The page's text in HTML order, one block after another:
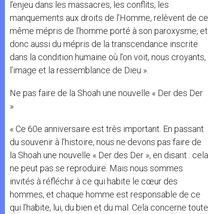
l’enjeu dans les massacres, les conflits, les
manquements aux droits de l’Homme, relèvent de ce
même mépris de l’homme porté à son paroxysme, et
donc aussi du mépris de la transcendance inscrite
dans la condition humaine où l’on voit, nous croyants,
l’image et la ressemblance de Dieu ».
Ne pas faire de la Shoah une nouvelle « Der des Der
»
« Ce 60e anniversaire est très important. En passant
du souvenir à l’histoire, nous ne devons pas faire de
la Shoah une nouvelle « Der des Der », en disant : cela
ne peut pas se reproduire. Mais nous sommes
invités à réfléchir à ce qui habite le cœur des
hommes, et chaque homme est responsable de ce
qui l’habite, lui, du bien et du mal. Cela concerne toute